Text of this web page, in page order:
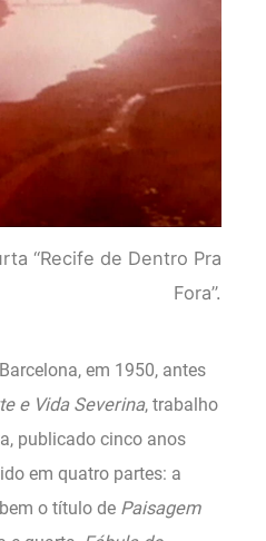
“Recife de Dentro Pra
Fora”.
em 1950, antes
e Vida Severina, trabalho
publicado cinco anos
em quatro partes: a
o título de Paisagem